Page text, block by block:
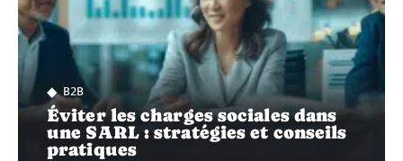
B2B
Éviter les charges sociales dans
une SARL : stratégies et conseils
pratiques